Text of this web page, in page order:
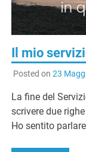
Il mio
Posted on 23
La fine del
scrivere due
Ho sentito